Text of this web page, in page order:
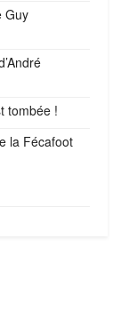
Guy
tombée !
la Fécafoot